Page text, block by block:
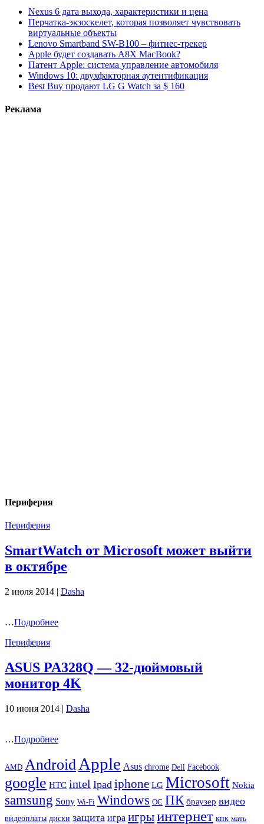
Nexus 6 дата выхода, характеристики и цена
Перчатка-экзоскелет, которая позволяет чувствовать
виртуальные объекты
Lenovo Smartband SW-B100 – фитнес-трекер
Apple будет создавать A8X MacBook?
Патент Apple: система управление автомобиля
Windows 10: двухфакторная аутентификация
Best Buy продают LG G Watch за $ 160
Реклама
Периферия
Периферия
SmartWatch от Microsoft может выйти
в октябре
2 июля 2014 | Dasha
…Подробнее
Периферия
ASUS PA328Q — 32-дюймовый
монитор 4K
10 июня 2014 | Dasha
…Подробнее
AMD Android Apple Asus chrome Dell Facebook
google HTC intel Ipad iphone LG Microsoft Nokia
samsung Sony Wi-Fi Windows ОС ПК браузер видео
видеоплаты диски защита игра игрыинтернет кпк мать